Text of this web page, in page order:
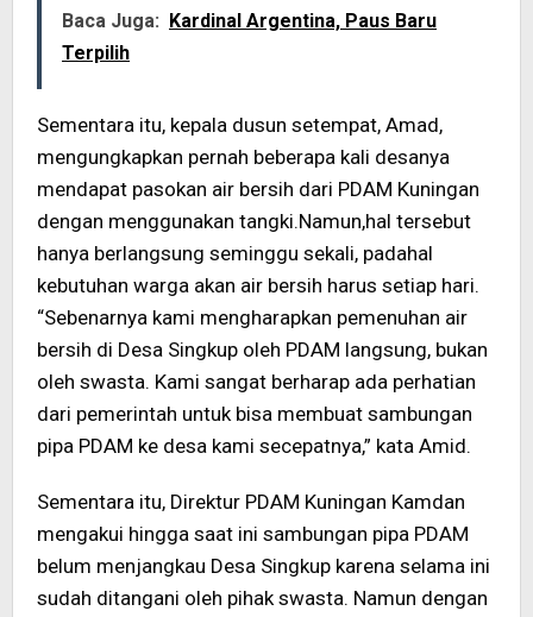
Baca Juga: Kardinal Argentina, Paus Baru
Terpilih
Sementara itu, kepala dusun setempat, Amad,
mengungkapkan pernah beberapa kali desanya
mendapat pasokan air bersih dari PDAM Kuningan
dengan menggunakan tangki.Namun,hal tersebut
hanya berlangsung seminggu sekali, padahal
kebutuhan warga akan air bersih harus setiap hari.
“Sebenarnya kami mengharapkan pemenuhan air
bersih di Desa Singkup oleh PDAM langsung, bukan
oleh swasta. Kami sangat berharap ada perhatian
dari pemerintah untuk bisa membuat sambungan
pipa PDAM ke desa kami secepatnya,” kata Amid.
Sementara itu, Direktur PDAM Kuningan Kamdan
mengakui hingga saat ini sambungan pipa PDAM
belum menjangkau Desa Singkup karena selama ini
sudah ditangani oleh pihak swasta. Namun dengan